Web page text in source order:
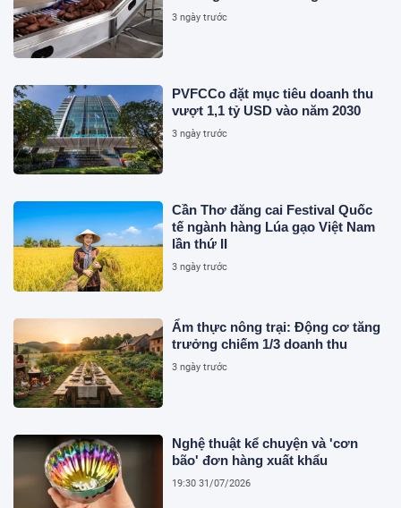
3 ngày trước
PVFCCo đặt mục tiêu doanh thu
vượt 1,1 tỷ USD vào năm 2030
3 ngày trước
Cần Thơ đăng cai Festival Quốc
tế ngành hàng Lúa gạo Việt Nam
lần thứ II
3 ngày trước
Ẩm thực nông trại: Động cơ tăng
trưởng chiếm 1/3 doanh thu
3 ngày trước
Nghệ thuật kể chuyện và 'cơn
bão' đơn hàng xuất khẩu
19:30 31/07/2026